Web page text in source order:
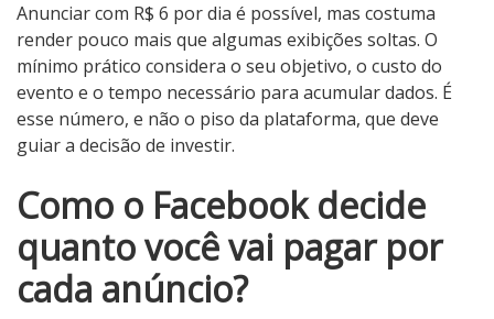
Anunciar com R$ 6 por dia é possível, mas costuma
render pouco mais que algumas exibições soltas. O
mínimo prático considera o seu objetivo, o custo do
evento e o tempo necessário para acumular dados. É
esse número, e não o piso da plataforma, que deve
guiar a decisão de investir.
Como o Facebook decide
quanto você vai pagar por
cada anúncio?